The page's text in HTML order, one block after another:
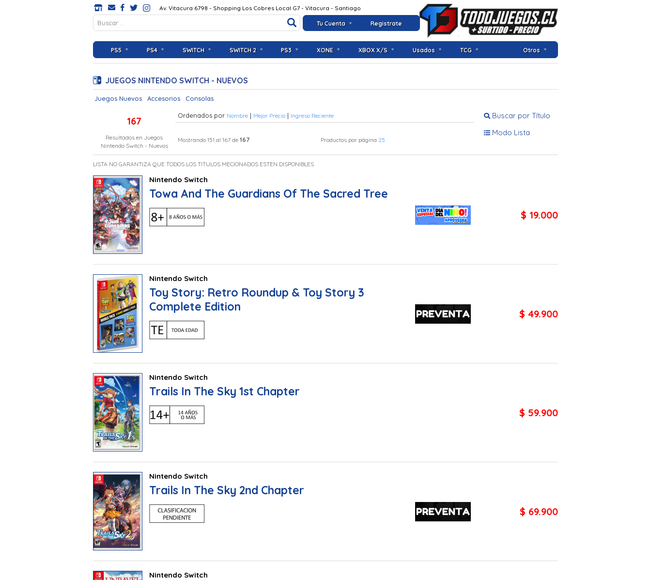
Tu Cuenta Registrate
Av. Vitacura 6798 - Shopping Los Cobres Local G7 - Vitacura - Santiago
PS5 PS4 SWITCH SWITCH 2 PS3 XONE XBOX X/S Usados TCG Otros
JUEGOS NINTENDO SWITCH - NUEVOS
Juegos Nuevos Accesorios Consolas
Buscar por Título
Modo Lista
167
Resultados en Juegos
Nintendo Switch - Nuevos
Ordenados por Nombre | Mejor Precio | Ingreso Reciente
Mostrando 151 al 167 de 167 Productos por página 25
LISTA NO GARANTIZA QUE TODOS LOS TITULOS MECIONADOS ESTEN DISPONIBLES
Nintendo Switch
Towa And The Guardians Of The Sacred Tree
$ 19.000
Nintendo Switch
Toy Story: Retro Roundup & Toy Story 3
Complete Edition
$ 49.900
Nintendo Switch
Trails In The Sky 1st Chapter
$ 59.900
Nintendo Switch
Trails In The Sky 2nd Chapter
$ 69.900
Nintendo Switch